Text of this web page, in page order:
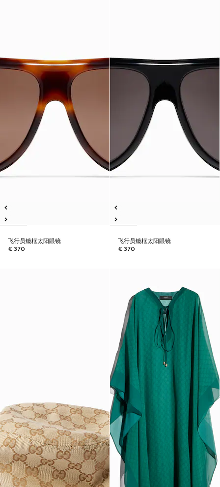
飞行员镜框太阳眼镜
€ 370
飞行员镜框太阳眼镜
€ 370